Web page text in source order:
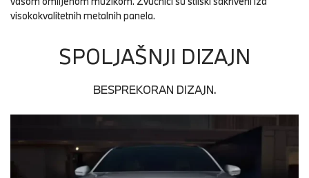
visokokvalitetnih metalnih panela.
SPOLJAŠNJI DIZAJN
BESPREKORAN DIZAJN.